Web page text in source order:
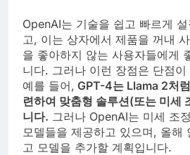
OpenAI는 기술을 쉽고 빠르게
고, 이는 상자에서 제품을 꺼내
을 좋아하지 않는 사용자들에게
니다. 그러나 이런 장점은 단점
예를 들어, GPT-4는 Llama 2처
련하여 맞춤형 솔루션(또는 미세
니다. 그러나 OpenAI는 미세 조
모델들을 제공하고 있으며, 올해
고 모델을 추가할 계획입니다.